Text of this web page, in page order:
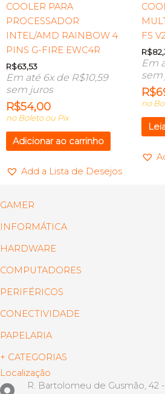
COOLER PARA
PROCESSADOR
INTEL/AMD RAINBOW 4
PINS G-FIRE EWC4R
R$63,53
Em até 6x de R$10,59
sem juros
R$54,00
no Boleto ou Pix
Adicionar ao carrinho
Add a Lista de Desejos
FS
R$
Em
sem
R$
no
GAMER
INFORMÁTICA
HARDWARE
COMPUTADORES
PERIFÉRICOS
CONECTIVIDADE
PAPELARIA
+ CATEGORIAS
Localização
R. Bartolomeu de Gusmão, 42